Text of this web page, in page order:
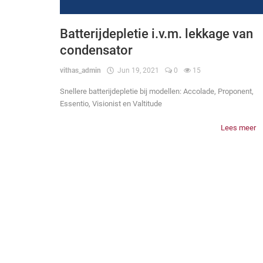
Batterijdepletie i.v.m. lekkage van
condensator
vithas_admin Jun 19, 2021 0 15
Snellere batterijdepletie bij modellen: Accolade, Proponent,
Essentio, Visionist en Valtitude
Lees meer